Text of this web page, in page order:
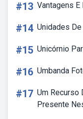
#13 Vantagens E
#14 Unidades
#15 Unicórnio
#16 Umbanda
#17 Um Recurso
Presente